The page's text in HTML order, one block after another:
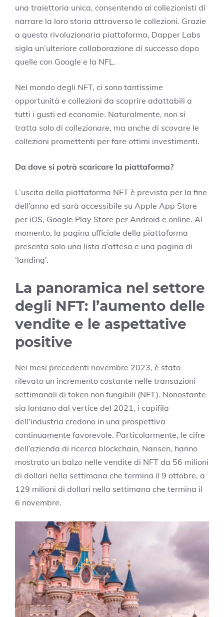
una traiettoria unica, consentendo ai collezionisti di
narrare la loro storia attraverso le collezioni. Grazie
a questa rivoluzionaria piattaforma, Dapper Labs
sigla un’ulteriore collaborazione di successo dopo
quelle con Google e la NFL.
Nel mondo degli NFT, ci sono tantissime
opportunità e collezioni da scoprire adattabili a
tutti i gusti ed economie. Naturalmente, non si
tratta solo di collezionare, ma anche di scovare le
collezioni promettenti per fare ottimi investimenti.
Da dove si potrà scaricare la piattaforma?
L’uscita della piattaforma NFT è prevista per la fine
dell’anno ed sarà accessibile su Apple App Store
per iOS, Google Play Store per Android e online. Al
momento, la pagina ufficiale della piattaforma
presenta solo una lista d’attesa e una pagina di
‘landing’.
La panoramica nel settore
degli NFT: l’aumento delle
vendite e le aspettative
positive
Nei mesi precedenti novembre 2023, è stato
rilevato un incremento costante nelle transazioni
settimanali di token non fungibili (NFT). Nonostante
sia lontano dal vertice del 2021, i capifila
dell’industria credono in una prospettiva
continuamente favorevole. Particolarmente, le cifre
dell’azienda di ricerca blockchain, Nansen, hanno
mostrato un balzo nelle vendite di NFT da 56 milioni
di dollari nella settimana che termina il 9 ottobre, a
129 milioni di dollari nella settimana che termina il
6 novembre.